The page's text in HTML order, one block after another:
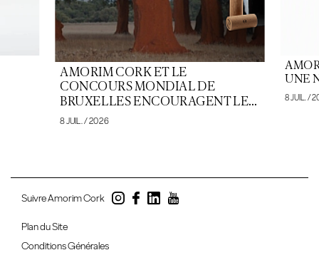
AMORIM CORK ET LE
CONCOURS MONDIAL DE
BRUXELLES ENCOURAGENT LE...
8 JUIL. / 2026
UNE
8 JUIL. /
Suivre Amorim Cork
Plan du Site
Conditions Générales